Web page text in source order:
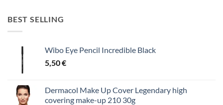
BEST SELLING
Wibo Eye Pencil Incredible Black
5,50€
Dermacol Make Up Cover Legendary high
covering make-up 210 30g